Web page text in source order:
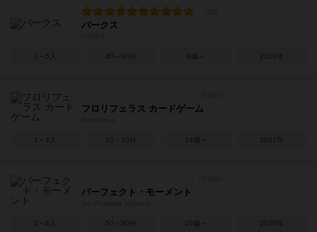
パークス
1～5人 40～60分 9歳～ 2019年
フロリフェラス カードゲーム
1～4人 20～30分 14歳～ 2021年
パーフェクト・モーメント
2～4人 50～90分 10歳～ 2020年